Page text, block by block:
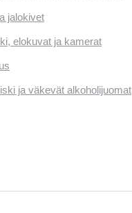
jalokivet
elokuvat ja kamerat
ja väkevät alkoholijuomat